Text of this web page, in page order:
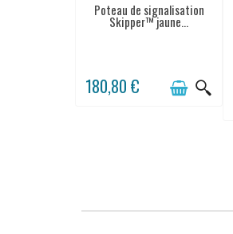
Poteau de signalisation
Skipper™ jaune...
180,80 €